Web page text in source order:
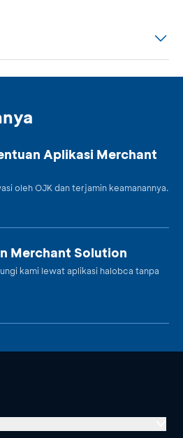
Aplikasi Merchant
oleh OJK dan terjamin keamanannya.
Merchant Solution
kami lewat aplikasi halobca tanpa